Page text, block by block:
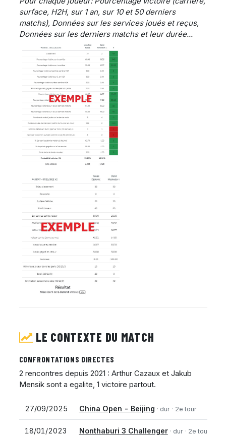
surface, H2H, sur 1 an, sur 10 et 50 derniers
matchs), Données sur les services joués et reçus,
Données sur les derniers matchs et leur durée...
LE CONTEXTE DU MATCH
CONFRONTATIONS DIRECTES
2 rencontres depuis 2021 : Arthur Cazaux et Jakub
Mensik sont a egalite, 1 victoire partout.
27/09/2025 China Open - Beijing · dur · 2e tour
18/01/2023 Nonthaburi 3 Challenger · dur · 2e tour